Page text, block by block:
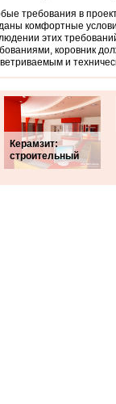
требования в
комфортные
этих
коровник
и
Керамзит:
строительный